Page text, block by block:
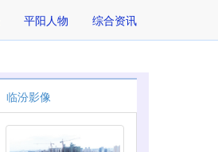
平阳人物 综合资讯
临汾影像